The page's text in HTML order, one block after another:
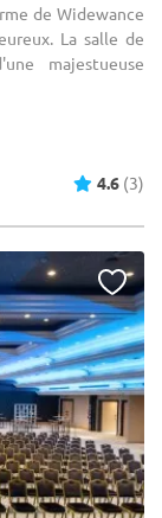
de Widewance
La salle de
majestueuse
4.6 (3)